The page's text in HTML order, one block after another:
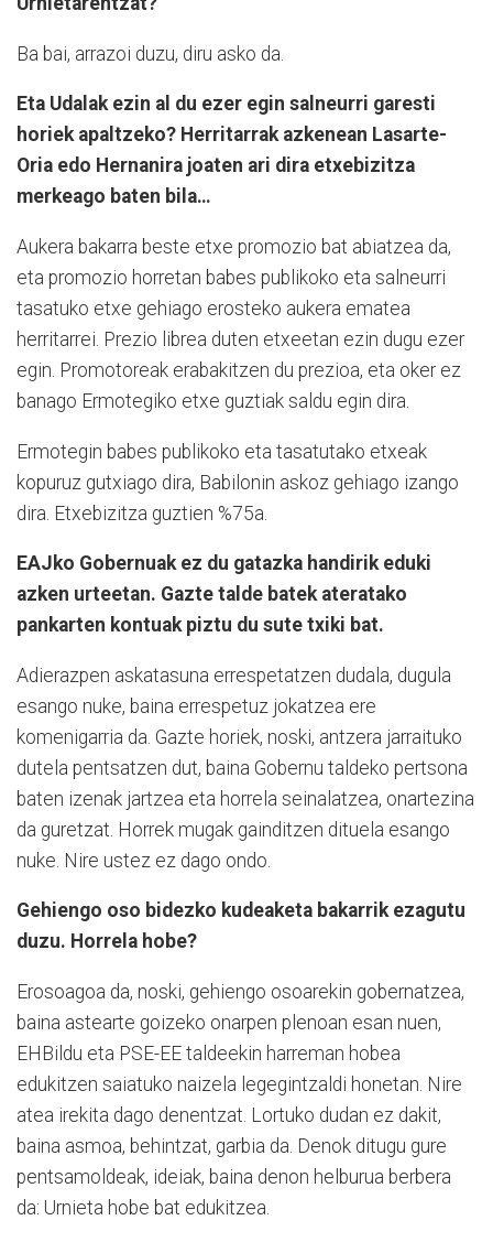
Ba bai, arrazoi duzu, diru asko da.
Eta Udalak ezin al du ezer egin salneurri garesti
horiek apaltzeko? Herritarrak azkenean Lasarte-
Oria edo Hernanira joaten ari dira etxebizitza
merkeago baten bila…
Aukera bakarra beste etxe promozio bat abiatzea da,
eta promozio horretan babes publikoko eta salneurri
tasatuko etxe gehiago erosteko aukera ematea
herritarrei. Prezio librea duten etxeetan ezin dugu ezer
egin. Promotoreak erabakitzen du prezioa, eta oker ez
banago Ermotegiko etxe guztiak saldu egin dira.
Ermotegin babes publikoko eta tasatutako etxeak
kopuruz gutxiago dira, Babilonin askoz gehiago izango
dira. Etxebizitza guztien %75a.
EAJko Gobernuak ez du gatazka handirik eduki
azken urteetan. Gazte talde batek ateratako
pankarten kontuak piztu du sute txiki bat.
Adierazpen askatasuna errespetatzen dudala, dugula
esango nuke, baina errespetuz jokatzea ere
komenigarria da. Gazte horiek, noski, antzera jarraituko
dutela pentsatzen dut, baina Gobernu taldeko pertsona
baten izenak jartzea eta horrela seinalatzea, onartezina
da guretzat. Horrek mugak gainditzen dituela esango
nuke. Nire ustez ez dago ondo.
Gehiengo oso bidezko kudeaketa bakarrik ezagutu
duzu. Horrela hobe?
Erosoagoa da, noski, gehiengo osoarekin gobernatzea,
baina astearte goizeko onarpen plenoan esan nuen,
EHBildu eta PSE-EE taldeekin harreman hobea
edukitzen saiatuko naizela legegintzaldi honetan. Nire
atea irekita dago denentzat. Lortuko dudan ez dakit,
baina asmoa, behintzat, garbia da. Denok ditugu gure
pentsamoldeak, ideiak, baina denon helburua berbera
da: Urnieta hobe bat edukitzea.